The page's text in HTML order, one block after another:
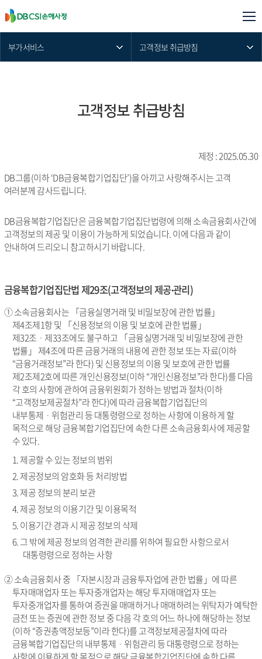
부가서비스 고객정보 취급방침
고객정보 취급방침
제정 : 2025.05.30
DB그룹(이하 ‘DB금융복합기업집단’)을 아끼고 사랑해주시는 고객
여러분께 감사드립니다.
DB금융복합기업집단은 금융복합기업집단법령에 의해 소속금융회사간에
고객정보의 제공 및 이용이 가능하게 되었습니다. 이에 다음과 같이
안내하여 드리오니 참고하시기 바랍니다.
금융복합기업집단법 제29조(고객정보의 제공∙관리)
① 소속금융회사는 「금융실명거래 및 비밀보장에 관한 법률」
제4조제1항 및 「신용정보의 이용 및 보호에 관한 법률」
제32조ᆞ제33조에도 불구하고 「금융실명거래 및 비밀보장에 관한
법률」 제4조에 따른 금융거래의 내용에 관한 정보 또는 자료(이하
“금융거래정보”라 한다) 및 신용정보의 이용 및 보호에 관한 법률
제2조제2호에 따른 개인신용정보(이하 “개인신용정보”라 한다)를 다음
각 호의 사항에 관하여 금융위원회가 정하는 방법과 절차(이하
“고객정보제공절차”라 한다)에 따라 금융복합기업집단의
내부통제ᆞ위험관리 등 대통령령으로 정하는 사항에 이용하게 할
목적으로 해당 금융복합기업집단에 속한 다른 소속금융회사에 제공할
수 있다.
1. 제공할 수 있는 정보의 범위
2. 제공정보의 암호화 등 처리방법
3. 제공 정보의 분리 보관
4. 제공 정보의 이용기간 및 이용목적
5. 이용기간 경과 시 제공 정보의 삭제
6. 그 밖에 제공 정보의 엄격한 관리를 위하여 필요한 사항으로서
대통령령으로 정하는 사항
② 소속금융회사 중 「자본시장과 금융투자업에 관한 법률」에 따른
투자매매업자 또는 투자중개업자는 해당 투자매매업자 또는
투자중개업자를 통하여 증권을 매매하거나 매매하려는 위탁자가 예탁한
금전 또는 증권에 관한 정보 중 다음 각 호의 어느 하나에 해당하는 정보
(이하 “증권총액정보등”이라 한다)를 고객정보제공절차에 따라
금융복합기업집단의 내부통제ᆞ위험관리 등 대통령령으로 정하는